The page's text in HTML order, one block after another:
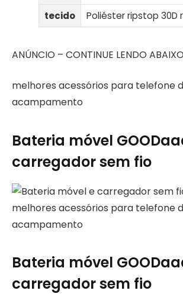
tecido
Poliéster ripstop 30D
ANÚNCIO – CONTINUE LENDO ABAIXO
melhores acessórios para telefone
acampamento
Bateria móvel
carregador sem fio
melhores acessórios para telefone
acampamento
Bateria móvel
carregador sem fio